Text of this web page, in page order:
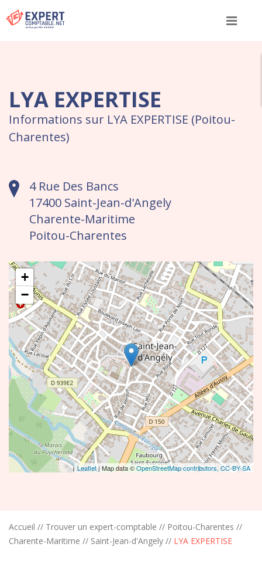
Menu
LYA EXPERTISE
Informations sur LYA EXPERTISE (Poitou-
Charentes)
4 Rue Des Bancs
17400 Saint-Jean-d'Angely
Charente-Maritime
Poitou-Charentes
+
−
Leaflet| Map data ©OpenStreetMap contributors, CC-BY-SA
Accueil // Trouver un expert-comptable // Poitou-Charentes //
Charente-Maritime // Saint-Jean-d'Angely // LYA EXPERTISE